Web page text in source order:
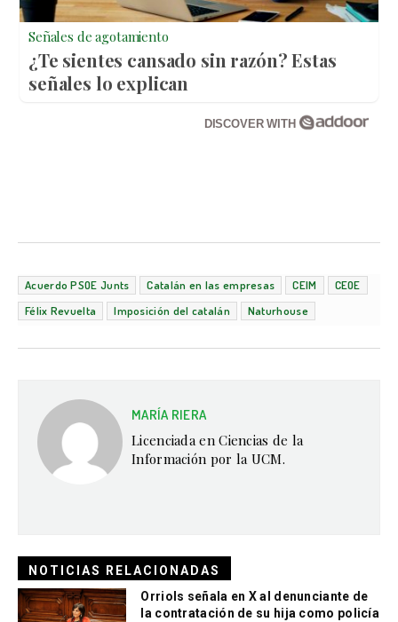
Señales de agotamiento
¿Te sientes cansado sin razón? Estas
señales lo explican
DISCOVER WITH
Acuerdo PSOE Junts Catalán en las empresas CEIM
CEOE
Félix Revuelta
Imposición del catalán Naturhouse
MARÍA RIERA
Licenciada en Ciencias de la
Información por la UCM.
NOTICIAS RELACIONADAS
Orriols señala en X al denunciante de
la contratación de su hija como policía